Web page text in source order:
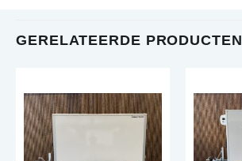
GERELATEERDE PRODUCTEN